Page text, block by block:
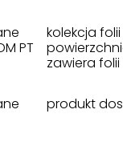
PT
kolekcja
zawiera folii
produkt